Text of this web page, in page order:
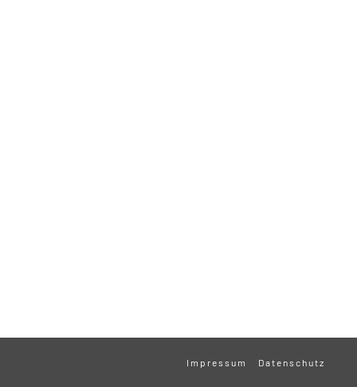
Impressum Datenschutz